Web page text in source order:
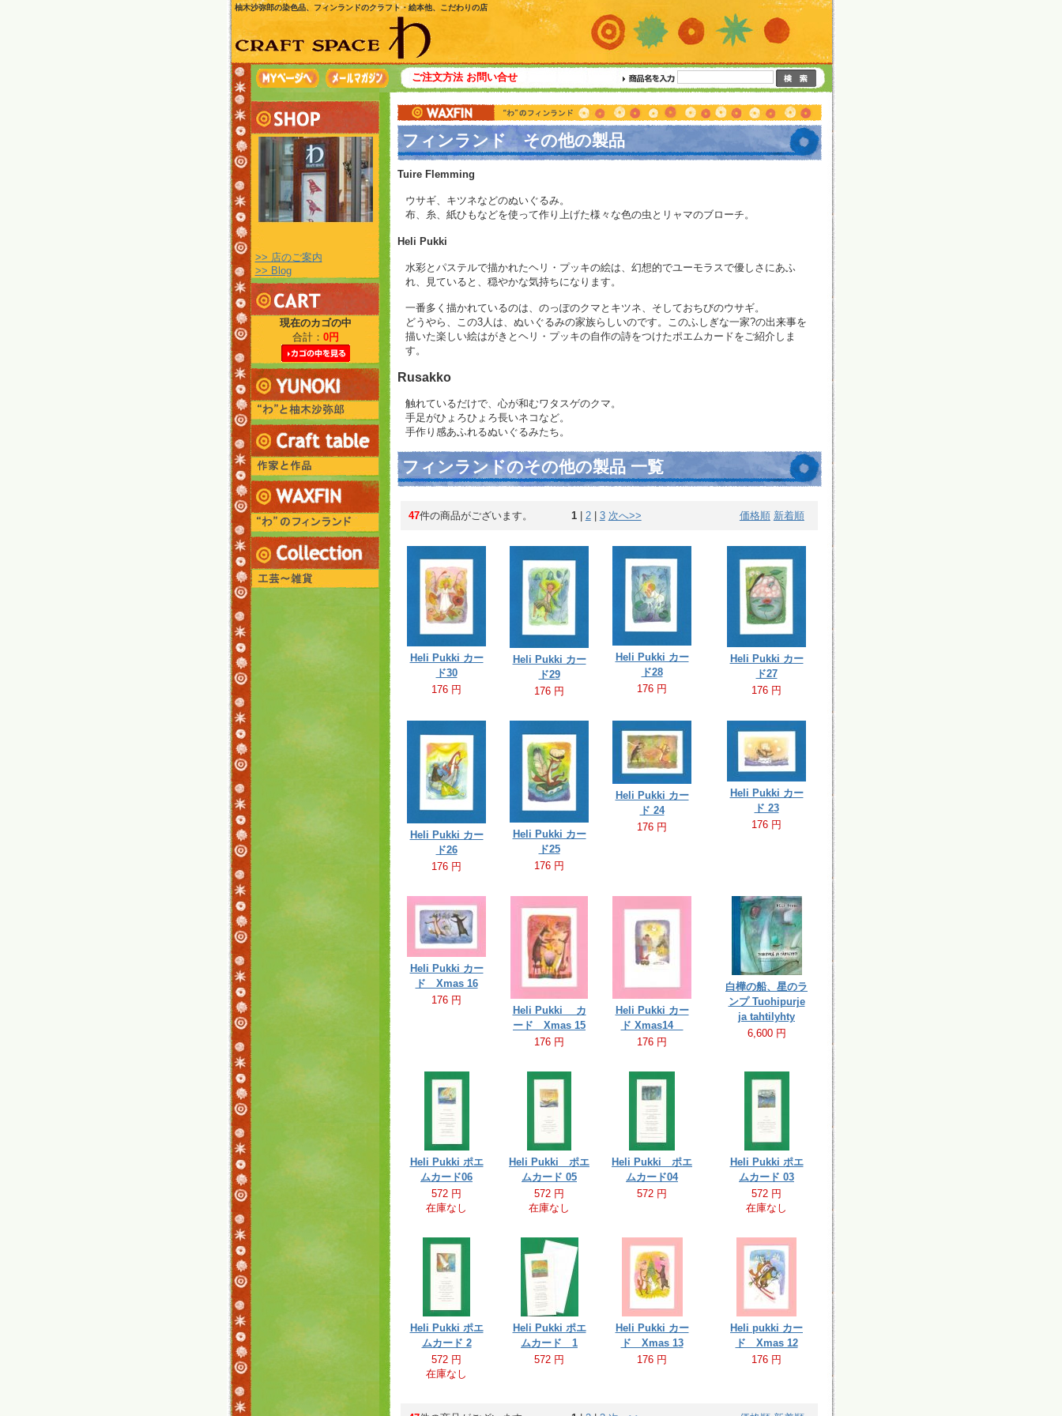
柚木沙弥郎の染色品、フィンランドのクラフト・絵本他、こだわりの店
ご注文方法 お問い合せ
>> 店のご案内
>> Blog
現在のカゴの中
合計： 0円
フィンランド その他の製品
Tuire Flemming
ウサギ、キツネなどのぬいぐるみ。
布、糸、紙ひもなどを使って作り上げた様々な色の虫とリャマのブローチ。
Heli Pukki
水彩とパステルで描かれたヘリ・プッキの絵は、幻想的でユーモラスで優しさにあふ
れ、見ていると、穏やかな気持ちになります。
一番多く描かれているのは、のっぽのクマとキツネ、そしておちびのウサギ。
どうやら、この3人は、ぬいぐるみの家族らしいのです。このふしぎな一家?の出来事を
描いた楽しい絵はがきとヘリ・プッキの自作の詩をつけたポエムカードをご紹介しま
す。
Rusakko
触れているだけで、心が和むワタスゲのクマ。
手足がひょろひょろ長いネコなど。
手作り感あふれるぬいぐるみたち。
フィンランドのその他の製品 一覧
47件の商品がございます。 1 | 2 | 3 次へ>> 価格順 新着順
Heli Pukki カー
ド30
176 円
Heli Pukki カー
ド29
176 円
Heli Pukki カー
ド28
176 円
Heli Pukki カー
ド27
176 円
Heli Pukki カー
ド26
176 円
Heli Pukki カー
ド25
176 円
Heli Pukki カー
ド 24
176 円
Heli Pukki カー
ド 23
176 円
Heli Pukki カー
ド Xmas 16
176 円
Heli Pukki カ
ード Xmas 15
176 円
Heli Pukki カー
ド Xmas14
176 円
白樺の船、星のラ
ンプ Tuohipurje
ja tahtilyhty
6,600 円
Heli Pukki ポエ
ムカード06
572 円
在庫なし
Heli Pukki ポエ
ムカード 05
572 円
在庫なし
Heli Pukki ポエ
ムカード04
572 円
Heli Pukki ポエ
ムカード 03
572 円
在庫なし
Heli Pukki ポエ
ムカード 2
572 円
在庫なし
Heli Pukki ポエ
ムカード 1
572 円
Heli Pukki カー
ド Xmas 13
176 円
Heli pukki カー
ド Xmas 12
176 円